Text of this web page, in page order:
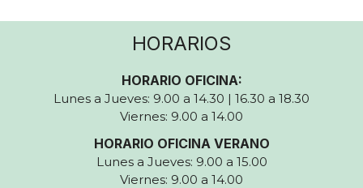
HORARIOS
HORARIO OFICINA:
Lunes a Jueves: 9.00 a 14.30 | 16.30 a 18.30
Viernes: 9.00 a 14.00
HORARIO OFICINA VERANO
Lunes a Jueves: 9.00 a 15.00
Viernes: 9.00 a 14.00